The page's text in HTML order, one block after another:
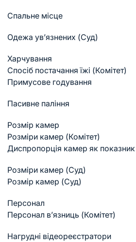
Спальне місце
Одежа ув’язнених (Суд)
Харчування
Спосіб постачання їжі (Комітет)
Примусове годування
Пасивне паління
Розмір камер
Розміри камер (Комітет)
Диспропорція камер як показник
Розміри камер (Суд)
Розмір камер (Суд)
Персонал
Персонал в’язниць (Комітет)
Нагрудні відеореєстратори